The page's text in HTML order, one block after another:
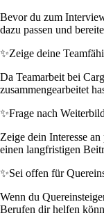
Bevor du zum
dazu passen und
✨Zeige deine
Da Teamarbeit bei
zusammengearbeitet
✨Frage nach
Zeige dein Interesse
einen langfristigen
✨Sei offen für
Wenn du
Berufen dir helfen